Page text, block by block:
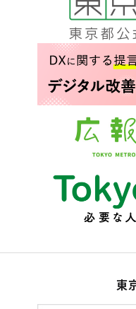
東